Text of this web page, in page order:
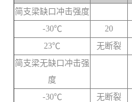
简支梁缺口冲击强度
-30℃ 20
23℃
无断裂
简支梁无缺口冲击强
度
-30℃
无断裂